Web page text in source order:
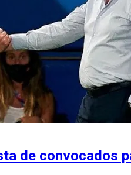
de convocados